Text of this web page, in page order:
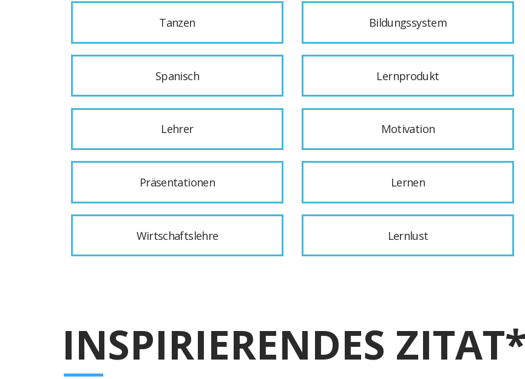
Tanzen Bildungssystem
Spanisch Lernprodukt
Lehrer Motivation
Präsentationen Lernen
Wirtschaftslehre Lernlust
INSPIRIERENDES ZITAT*